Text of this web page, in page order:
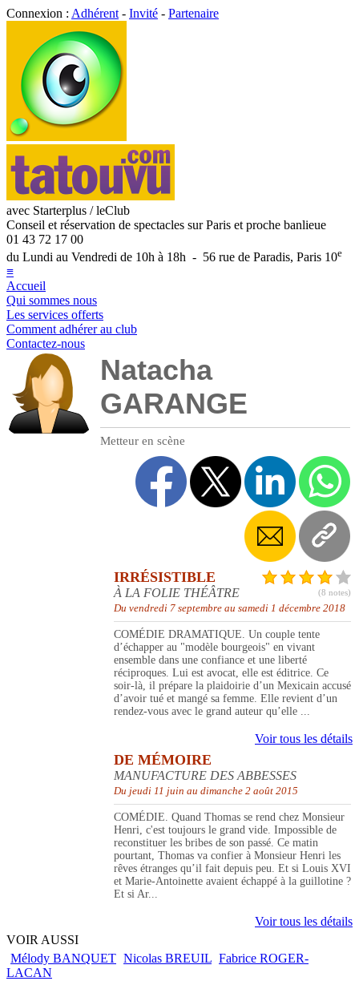
Connexion : Adhérent - Invité - Partenaire
avec Starterplus / leClub
Conseil et réservation de spectacles sur Paris et proche banlieue
01 43 72 17 00
du Lundi au Vendredi de 10h à 18h - 56 rue de Paradis, Paris 10e
≡
Accueil
Qui sommes nous
Les services offerts
Comment adhérer au club
Contactez-nous
Natacha
GARANGE
Metteur en scène
(8 notes)
IRRÉSISTIBLE
À LA FOLIE THÉÂTRE
Du vendredi 7 septembre au samedi 1 décembre 2018
COMÉDIE DRAMATIQUE. Un couple tente
d’échapper au "modèle bourgeois" en vivant
ensemble dans une confiance et une liberté
réciproques. Lui est avocat, elle est éditrice. Ce
soir-là, il prépare la plaidoirie d’un Mexicain accusé
d’avoir tué et mangé sa femme. Elle revient d’un
rendez-vous avec le grand auteur qu’elle ...
Voir tous les détails
DE MÉMOIRE
MANUFACTURE DES ABBESSES
Du jeudi 11 juin au dimanche 2 août 2015
COMÉDIE. Quand Thomas se rend chez Monsieur
Henri, c'est toujours le grand vide. Impossible de
reconstituer les bribes de son passé. Ce matin
pourtant, Thomas va confier à Monsieur Henri les
rêves étranges qu’il fait depuis peu. Et si Louis XVI
et Marie-Antoinette avaient échappé à la guillotine ?
Et si Ar...
Voir tous les détails
VOIR AUSSI
Mélody BANQUET Nicolas BREUIL Fabrice ROGER-
LACAN